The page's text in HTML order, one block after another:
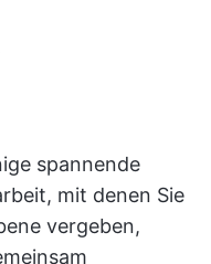
spannende
mit denen Sie
vergeben,